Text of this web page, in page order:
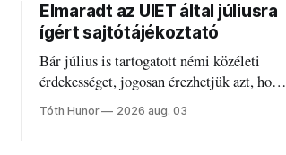
Elmaradt az UIET által júliusra
ígért sajtótájékoztató
Bár július is tartogatott némi közéleti
érdekességet, jogosan érezhetjük azt, hogy
valami elmaradt.
Tóth Hunor 2026 aug. 03